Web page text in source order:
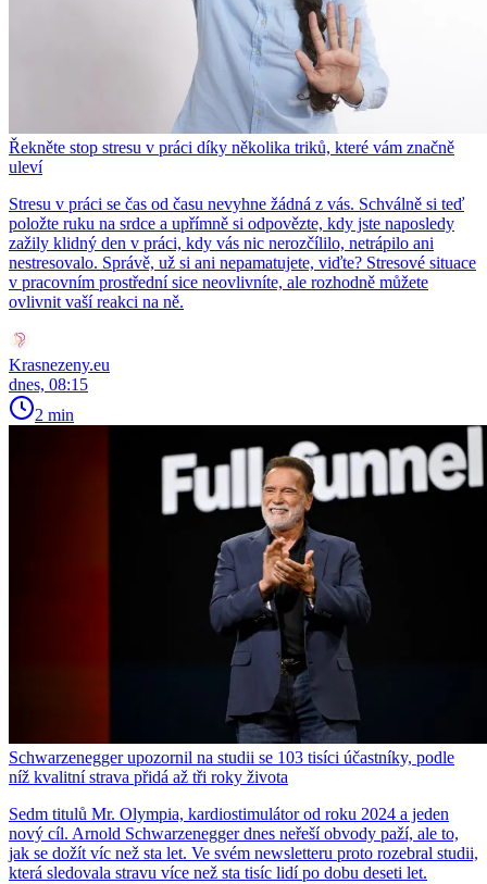
Řekněte stop stresu v práci díky několika triků, které vám značně
uleví
Stresu v práci se čas od času nevyhne žádná z vás. Schválně si teď
položte ruku na srdce a upřímně si odpovězte, kdy jste naposledy
zažily klidný den v práci, kdy vás nic nerozčílilo, netrápilo ani
nestresovalo. Správě, už si ani nepamatujete, viďte? Stresové situace
v pracovním prostřední sice neovlivníte, ale rozhodně můžete
ovlivnit vaší reakci na ně.
Krasnezeny.eu
dnes, 08:15
2 min
Schwarzenegger upozornil na studii se 103 tisíci účastníky, podle
níž kvalitní strava přidá až tři roky života
Sedm titulů Mr. Olympia, kardiostimulátor od roku 2024 a jeden
nový cíl. Arnold Schwarzenegger dnes neřeší obvody paží, ale to,
jak se dožít víc než sta let. Ve svém newsletteru proto rozebral studii,
která sledovala stravu více než sta tisíc lidí po dobu deseti let.